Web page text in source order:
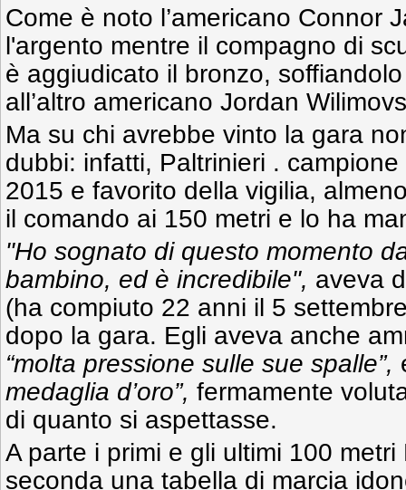
Come è noto l’americano Connor
l'argento mentre il compagno di
è aggiudicato il bronzo,
all’altro americano Jordan
Ma su chi avrebbe vinto la gara
dubbi: infatti, Paltrinieri .
2015 e favorito della vigilia,
il comando ai 150 metri e lo ha
"Ho sognato di questo momento
bambino, ed è incredibile", aveva
(ha compiuto 22 anni il 5
dopo la gara. Egli aveva anche
“molta pressione sulle sue spalle”,
medaglia d’oro”, fermamente
di quanto si aspettasse.
A parte i primi e gli ultimi 100
seconda una tabella di marcia